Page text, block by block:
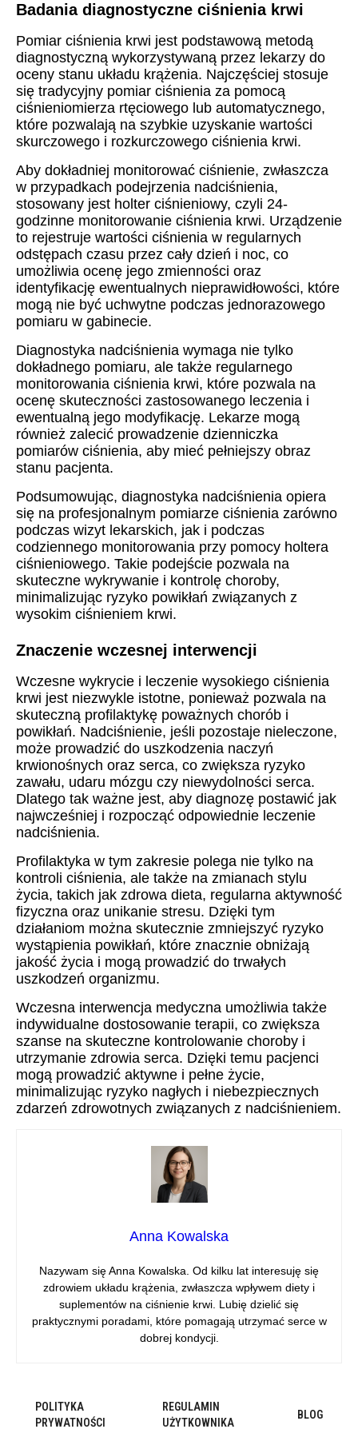
Badania diagnostyczne ciśnienia krwi
Pomiar ciśnienia krwi jest podstawową metodą
diagnostyczną wykorzystywaną przez lekarzy do
oceny stanu układu krążenia. Najczęściej stosuje
się tradycyjny pomiar ciśnienia za pomocą
ciśnieniomierza rtęciowego lub automatycznego,
które pozwalają na szybkie uzyskanie wartości
skurczowego i rozkurczowego ciśnienia krwi.
Aby dokładniej monitorować ciśnienie, zwłaszcza
w przypadkach podejrzenia nadciśnienia,
stosowany jest holter ciśnieniowy, czyli 24-
godzinne monitorowanie ciśnienia krwi. Urządzenie
to rejestruje wartości ciśnienia w regularnych
odstępach czasu przez cały dzień i noc, co
umożliwia ocenę jego zmienności oraz
identyfikację ewentualnych nieprawidłowości, które
mogą nie być uchwytne podczas jednorazowego
pomiaru w gabinecie.
Diagnostyka nadciśnienia wymaga nie tylko
dokładnego pomiaru, ale także regularnego
monitorowania ciśnienia krwi, które pozwala na
ocenę skuteczności zastosowanego leczenia i
ewentualną jego modyfikację. Lekarze mogą
również zalecić prowadzenie dzienniczka
pomiarów ciśnienia, aby mieć pełniejszy obraz
stanu pacjenta.
Podsumowując, diagnostyka nadciśnienia opiera
się na profesjonalnym pomiarze ciśnienia zarówno
podczas wizyt lekarskich, jak i podczas
codziennego monitorowania przy pomocy holtera
ciśnieniowego. Takie podejście pozwala na
skuteczne wykrywanie i kontrolę choroby,
minimalizując ryzyko powikłań związanych z
wysokim ciśnieniem krwi.
Znaczenie wczesnej interwencji
Wczesne wykrycie i leczenie wysokiego ciśnienia
krwi jest niezwykle istotne, ponieważ pozwala na
skuteczną profilaktykę poważnych chorób i
powikłań. Nadciśnienie, jeśli pozostaje nieleczone,
może prowadzić do uszkodzenia naczyń
krwionośnych oraz serca, co zwiększa ryzyko
zawału, udaru mózgu czy niewydolności serca.
Dlatego tak ważne jest, aby diagnozę postawić jak
najwcześniej i rozpocząć odpowiednie leczenie
nadciśnienia.
Profilaktyka w tym zakresie polega nie tylko na
kontroli ciśnienia, ale także na zmianach stylu
życia, takich jak zdrowa dieta, regularna aktywność
fizyczna oraz unikanie stresu. Dzięki tym
działaniom można skutecznie zmniejszyć ryzyko
wystąpienia powikłań, które znacznie obniżają
jakość życia i mogą prowadzić do trwałych
uszkodzeń organizmu.
Wczesna interwencja medyczna umożliwia także
indywidualne dostosowanie terapii, co zwiększa
szanse na skuteczne kontrolowanie choroby i
utrzymanie zdrowia serca. Dzięki temu pacjenci
mogą prowadzić aktywne i pełne życie,
minimalizując ryzyko nagłych i niebezpiecznych
zdarzeń zdrowotnych związanych z nadciśnieniem.
Anna Kowalska
Nazywam się Anna Kowalska. Od kilku lat interesuję się
zdrowiem układu krążenia, zwłaszcza wpływem diety i
suplementów na ciśnienie krwi. Lubię dzielić się
praktycznymi poradami, które pomagają utrzymać serce w
dobrej kondycji.
POLITYKA
PRYWATNOŚCI
REGULAMIN
UŻYTKOWNIKA
BLOG